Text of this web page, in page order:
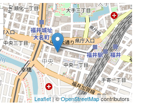
Leaflet| ©OpenStreetMapcontributors